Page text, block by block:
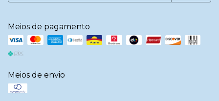
Meios de pagamento
Meios de envio